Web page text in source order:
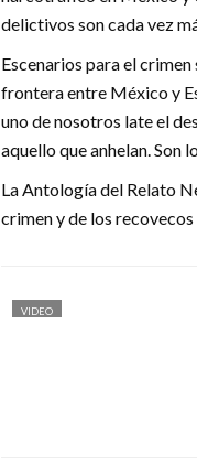
delictivos son cada vez
Escenarios para el
frontera entre México y
uno de nosotros late el
aquello que anhelan. Son
La Antología del Relato
crimen y de los recovecos
VIDEO